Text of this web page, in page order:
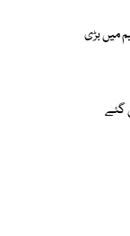
میں بڑی
گئے